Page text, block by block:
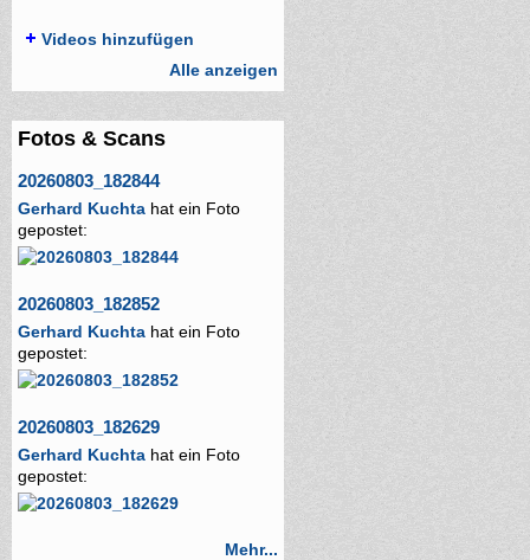
Videos hinzufügen
Alle anzeigen
Fotos & Scans
20260803_182844
Gerhard Kuchta hat ein Foto
gepostet:
20260803_182852
Gerhard Kuchta hat ein Foto
gepostet:
20260803_182629
Gerhard Kuchta hat ein Foto
gepostet:
Mehr...